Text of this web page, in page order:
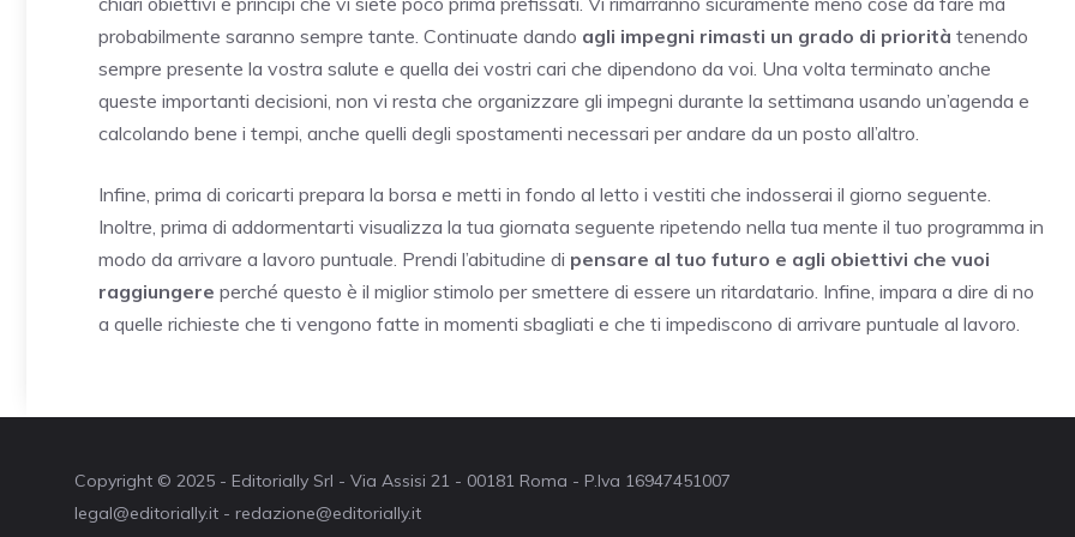
probabilmente saranno sempre tante. Continuate dando agli impegni rimasti un grado di priorità tenendo
sempre presente la vostra salute e quella dei vostri cari che dipendono da voi. Una volta terminato anche
queste importanti decisioni, non vi resta che organizzare gli impegni durante la settimana usando un’agenda e
calcolando bene i tempi, anche quelli degli spostamenti necessari per andare da un posto all’altro.
Infine, prima di coricarti prepara la borsa e metti in fondo al letto i vestiti che indosserai il giorno seguente.
Inoltre, prima di addormentarti visualizza la tua giornata seguente ripetendo nella tua mente il tuo programma in
modo da arrivare a lavoro puntuale. Prendi l’abitudine di pensare al tuo futuro e agli obiettivi che vuoi
raggiungere perché questo è il miglior stimolo per smettere di essere un ritardatario. Infine, impara a dire di no
a quelle richieste che ti vengono fatte in momenti sbagliati e che ti impediscono di arrivare puntuale al lavoro.
Copyright © 2025 - Editorially Srl - Via Assisi 21 - 00181 Roma - P.Iva 16947451007
legal@editorially.it - redazione@editorially.it